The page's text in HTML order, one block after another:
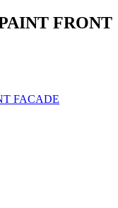
FRONT